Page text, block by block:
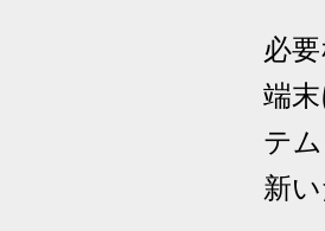
必
端
テ
新い